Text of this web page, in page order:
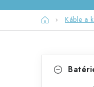
DomovKáble a
kategórie